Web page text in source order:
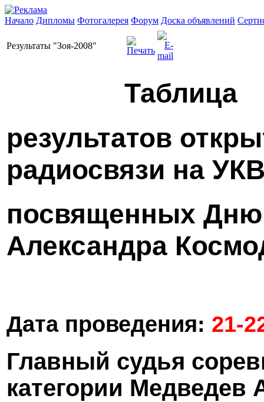
Начало Дипломы Фотогалерея Форум Доска объявлений
Результаты "Зоя-2008"
Таблица
результатов
радиосвязи на
посвященных
Александра
Дата проведения: 21-
Главный судья
категории Медведев